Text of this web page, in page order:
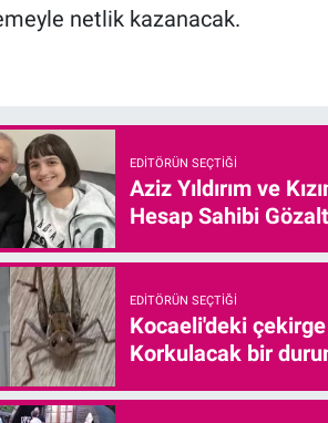
netlik kazanacak.
EDITÖRÜN SEÇTIĞI
Aziz Yıldırım ve
Hesap Sahibi
EDITÖRÜN SEÇTIĞI
Kocaeli'deki
Korkulacak bir